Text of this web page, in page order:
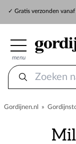
✓ Gratis verzonden
menu
Gordijnen.nl »